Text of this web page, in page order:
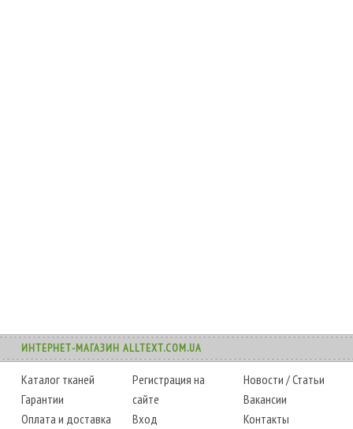
ИНТЕРНЕТ-МАГАЗИН ALLTEXT.COM.UA
Каталог тканей
Гарантии
Оплата и доставка
Регистрация на
сайте
Вход
Новости /Статьи
Вакансии
Контакты